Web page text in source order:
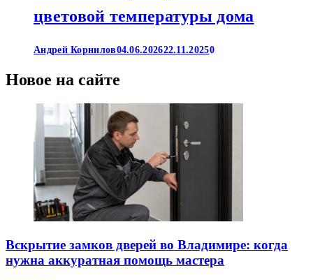
цветовой температуры дома
Андрей Корнилов04.06.202622.11.20250
Новое на сайте
Вскрытие замков дверей во Владимире: когда
нужна аккуратная помощь мастера